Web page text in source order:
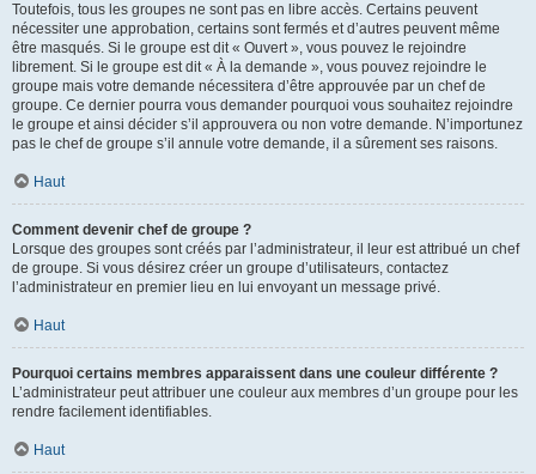
Toutefois, tous les groupes ne sont pas en libre accès. Certains peuvent
nécessiter une approbation, certains sont fermés et d’autres peuvent même
être masqués. Si le groupe est dit « Ouvert », vous pouvez le rejoindre
librement. Si le groupe est dit « À la demande », vous pouvez rejoindre le
groupe mais votre demande nécessitera d’être approuvée par un chef de
groupe. Ce dernier pourra vous demander pourquoi vous souhaitez rejoindre
le groupe et ainsi décider s’il approuvera ou non votre demande. N’importunez
pas le chef de groupe s’il annule votre demande, il a sûrement ses raisons.
Haut
Comment devenir chef de groupe ?
Lorsque des groupes sont créés par l’administrateur, il leur est attribué un chef
de groupe. Si vous désirez créer un groupe d’utilisateurs, contactez
l’administrateur en premier lieu en lui envoyant un message privé.
Haut
Pourquoi certains membres apparaissent dans une couleur différente ?
L’administrateur peut attribuer une couleur aux membres d’un groupe pour les
rendre facilement identifiables.
Haut